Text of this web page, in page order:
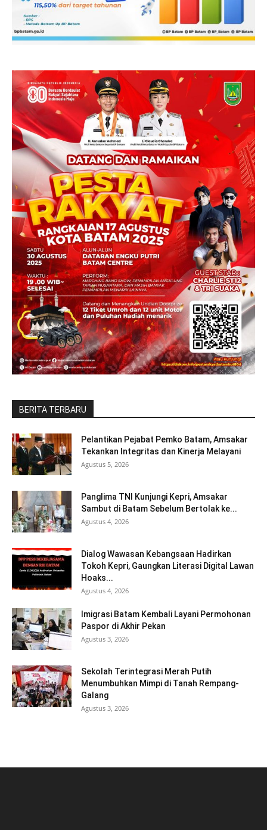
BERITA TERBARU
Pelantikan Pejabat Pemko Batam, Amsakar
Tekankan Integritas dan Kinerja Melayani
Agustus 5, 2026
Panglima TNI Kunjungi Kepri, Amsakar
Sambut di Batam Sebelum Bertolak ke...
Agustus 4, 2026
Dialog Wawasan Kebangsaan Hadirkan
Tokoh Kepri, Gaungkan Literasi Digital Lawan
Hoaks...
Agustus 4, 2026
Imigrasi Batam Kembali Layani Permohonan
Paspor di Akhir Pekan
Agustus 3, 2026
Sekolah Terintegrasi Merah Putih
Menumbuhkan Mimpi di Tanah Rempang-
Galang
Agustus 3, 2026